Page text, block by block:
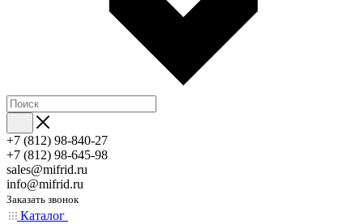
+7 (812) 98-840-27
+7 (812) 98-645-98
sales@mifrid.ru
info@mifrid.ru
Заказать звонок
Каталог